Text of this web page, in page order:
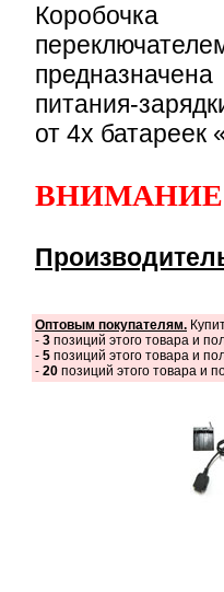
питания-
от 4х батареек
Оптовым покупателям.
- 3 позиций этого товара и
- 5 позиций этого товара и
- 20 позиций этого товара и